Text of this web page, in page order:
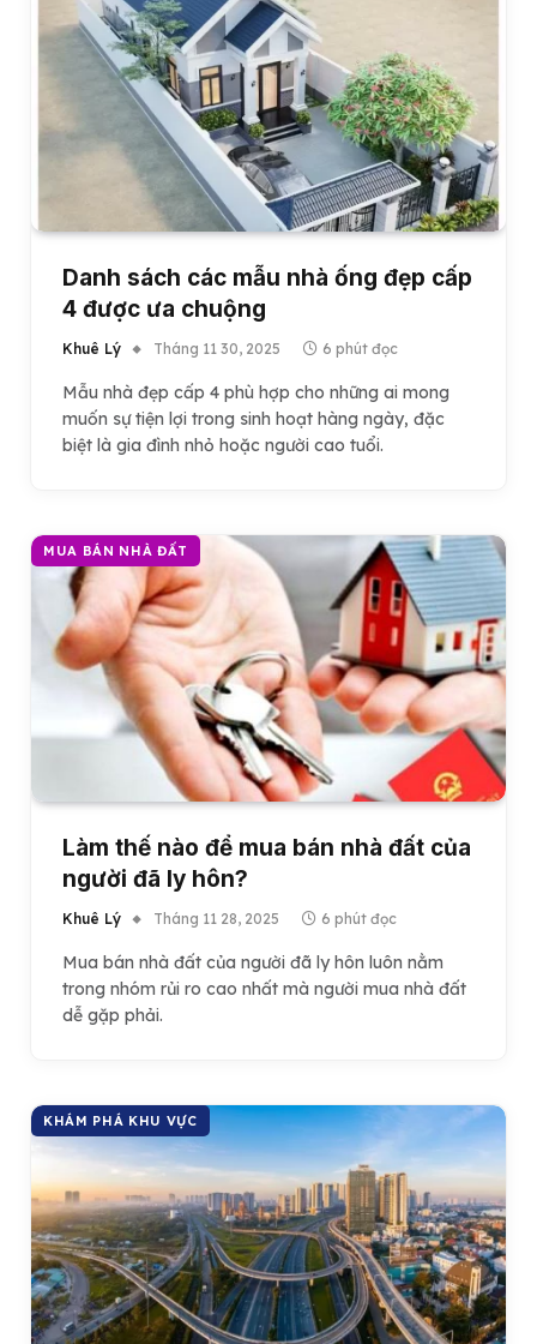
Danh sách các mẫu nhà ống đẹp cấp
4 được ưa chuộng
Khuê Lý Tháng 11 30, 2025 6 phút đọc
Mẫu nhà đẹp cấp 4 phù hợp cho những ai mong
muốn sự tiện lợi trong sinh hoạt hàng ngày, đặc
biệt là gia đình nhỏ hoặc người cao tuổi.
MUA BÁN NHÀ ĐẤT
Làm thế nào để mua bán nhà đất của
người đã ly hôn?
Khuê Lý Tháng 11 28, 2025 6 phút đọc
Mua bán nhà đất của người đã ly hôn luôn nằm
trong nhóm rủi ro cao nhất mà người mua nhà đất
dễ gặp phải.
KHÁM PHÁ KHU VỰC